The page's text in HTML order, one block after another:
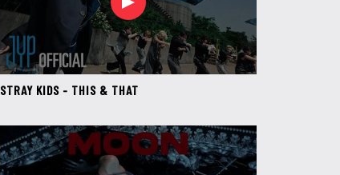
STRAY KIDS - THIS & THAT